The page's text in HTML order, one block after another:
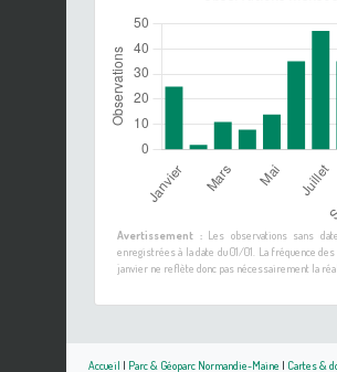
Avertissement :Les observations sans
enregistrées à la date du 01/01. La fréquence
janvier ne reflète donc pas nécessairement la
Accueil | Parc & Géoparc Normandie-Maine | Cartes &